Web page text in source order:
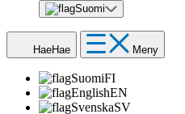
Suomi
HaeHae Meny
SuomiFI
EnglishEN
SvenskaSV